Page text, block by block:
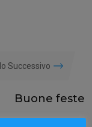
Successivo
Buone feste